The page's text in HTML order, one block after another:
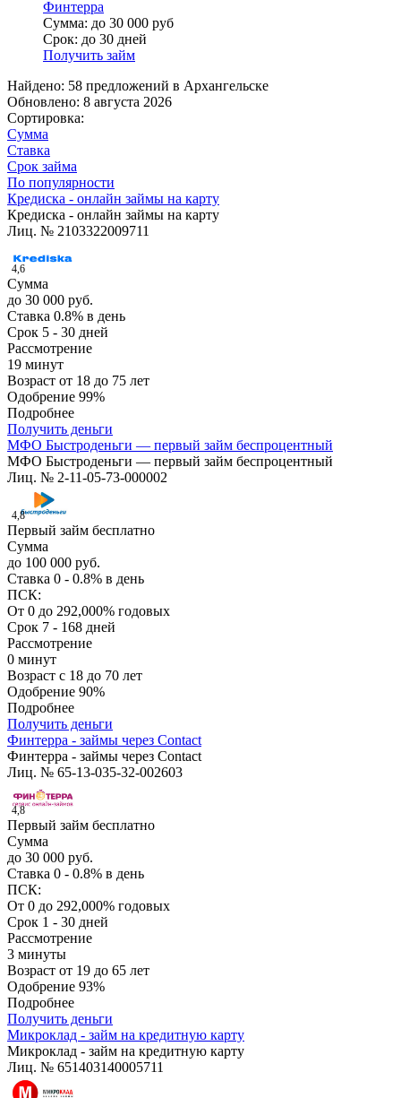
Финтерра
Сумма: до 30 000 руб
Срок: до 30 дней
Получить займ
Найдено: 58 предложений в Архангельске
Обновлено: 8 августа 2026
Сортировка:
Сумма
Ставка
Срок займа
По популярности
Кредиска - онлайн займы на карту
Кредиска - онлайн займы на карту
Лиц. № 2103322009711
4,6
Сумма
до 30 000 руб.
Ставка 0.8% в день
Срок 5 - 30 дней
Рассмотрение
19 минут
Возраст от 18 до 75 лет
Одобрение 99%
Подробнее
Получить деньги
МФО Быстроденьги — первый займ беспроцентный
МФО Быстроденьги — первый займ беспроцентный
Лиц. № 2-11-05-73-000002
4,8
Первый займ бесплатно
Сумма
до 100 000 руб.
Ставка 0 - 0.8% в день
ПСК:
От 0 до 292,000% годовых
Срок 7 - 168 дней
Рассмотрение
0 минут
Возраст с 18 до 70 лет
Одобрение 90%
Подробнее
Получить деньги
Финтерра - займы через Contact
Финтерра - займы через Contact
Лиц. № 65-13-035-32-002603
4,8
Первый займ бесплатно
Сумма
до 30 000 руб.
Ставка 0 - 0.8% в день
ПСК:
От 0 до 292,000% годовых
Срок 1 - 30 дней
Рассмотрение
3 минуты
Возраст от 19 до 65 лет
Одобрение 93%
Подробнее
Получить деньги
Микроклад - займ на кредитную карту
Микроклад - займ на кредитную карту
Лиц. № 651403140005711